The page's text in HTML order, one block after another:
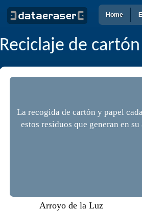
Home
Reciclaje de
La recogida de cartón y papel
estos residuos que generan en
Arroyo de la Luz